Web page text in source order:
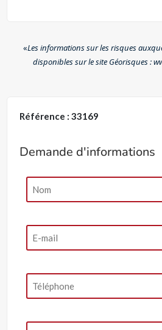
«Les informations sur les risques
disponibles sur le site Géorisques :
Référence : 33169
Demande d'informations